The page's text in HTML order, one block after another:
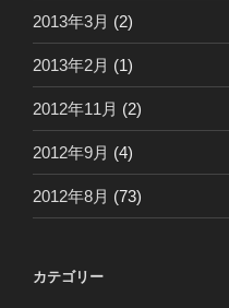
2013年3月 (2)
2013年2月 (1)
2012年11月 (2)
2012年9月 (4)
2012年8月 (73)
カテゴリー